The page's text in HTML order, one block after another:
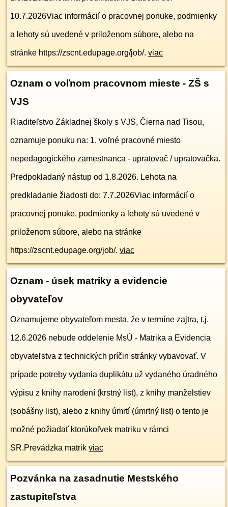
10.7.2026Viac informácií o pracovnej ponuke, podmienky
a lehoty sú uvedené v priloženom súbore, alebo na
stránke https://zscnt.edupage.org/job/. viac
Oznam o voľnom pracovnom mieste - ZŠ s
VJS
Riaditeľstvo Základnej školy s VJS, Čierna nad Tisou,
oznamuje ponuku na: 1. voľné pracovné miesto
nepedagogického zamestnanca - upratovač / upratovačka.
Predpokladaný nástup od 1.8.2026. Lehota na
predkladanie žiadosti do: 7.7.2026Viac informácií o
pracovnej ponuke, podmienky a lehoty sú uvedené v
priloženom súbore, alebo na stránke
https://zscnt.edupage.org/job/. viac
Oznam - úsek matriky a evidencie
obyvateľov
Oznamujeme obyvateľom mesta, že v termíne zajtra, t.j.
12.6.2026 nebude oddelenie MsÚ - Matrika a Evidencia
obyvateľstva z technických príčin stránky vybavovať. V
prípade potreby vydania duplikátu už vydaného úradného
výpisu z knihy narodení (krstný list), z knihy manželstiev
(sobášny list), alebo z knihy úmrtí (úmrtný list) o tento je
možné požiadať ktorúkoľvek matriku v rámci
SR.Prevádzka matrik viac
Pozvánka na zasadnutie Mestského
zastupiteľstva